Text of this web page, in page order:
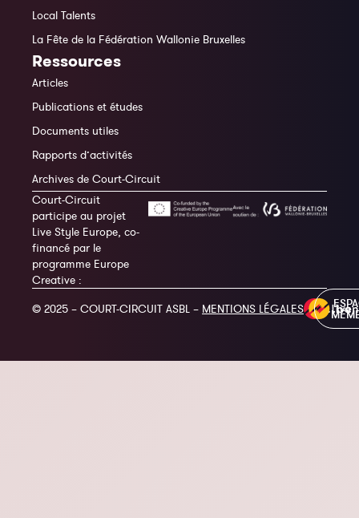
Local Talents
La Fête de la Fédération Wallonie Bruxelles
Ressources
Articles
Publications et études
Documents utiles
Rapports d’activités
Archives de Court-Circuit
Court-Circuit
participe au projet
Live Style Europe, co-
financé par le
programme Europe
Creative :
© 2025 – COURT-CIRCUIT ASBL – MENTIONS LÉGALES